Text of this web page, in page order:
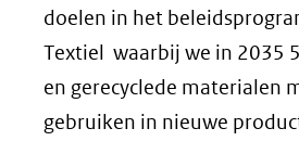
een
doelen in het
Textiel waarbij we in 2035
en gerecyclede materialen
gebruiken in nieuwe